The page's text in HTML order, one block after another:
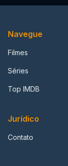
Navegue
Filmes
Séries
Top IMDB
Jurídico
Contato